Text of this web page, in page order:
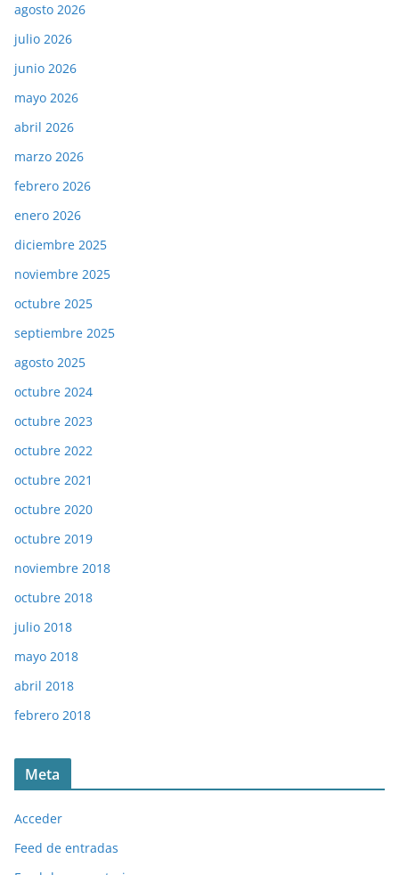
agosto 2026
julio 2026
junio 2026
mayo 2026
abril 2026
marzo 2026
febrero 2026
enero 2026
diciembre 2025
noviembre 2025
octubre 2025
septiembre 2025
agosto 2025
octubre 2024
octubre 2023
octubre 2022
octubre 2021
octubre 2020
octubre 2019
noviembre 2018
octubre 2018
julio 2018
mayo 2018
abril 2018
febrero 2018
Meta
Acceder
Feed de entradas